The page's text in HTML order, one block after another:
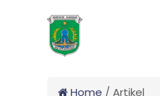
Home / Artikel